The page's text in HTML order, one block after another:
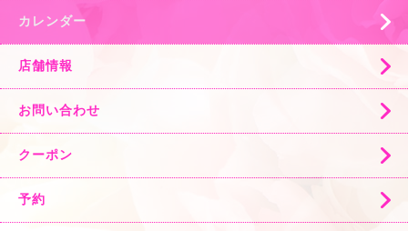
カレンダー
店舗情報
お問い合わせ
クーポン
予約